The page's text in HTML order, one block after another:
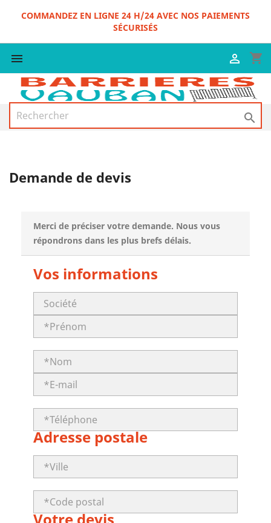
COMMANDEZ EN LIGNE 24 H/24 AVEC NOS PAIEMENTS
SÉCURISÉS
 shopping_cart


Demande de devis
Merci de préciser votre demande. Nous vous
répondrons dans les plus brefs délais.
Vos informations
Adresse postale